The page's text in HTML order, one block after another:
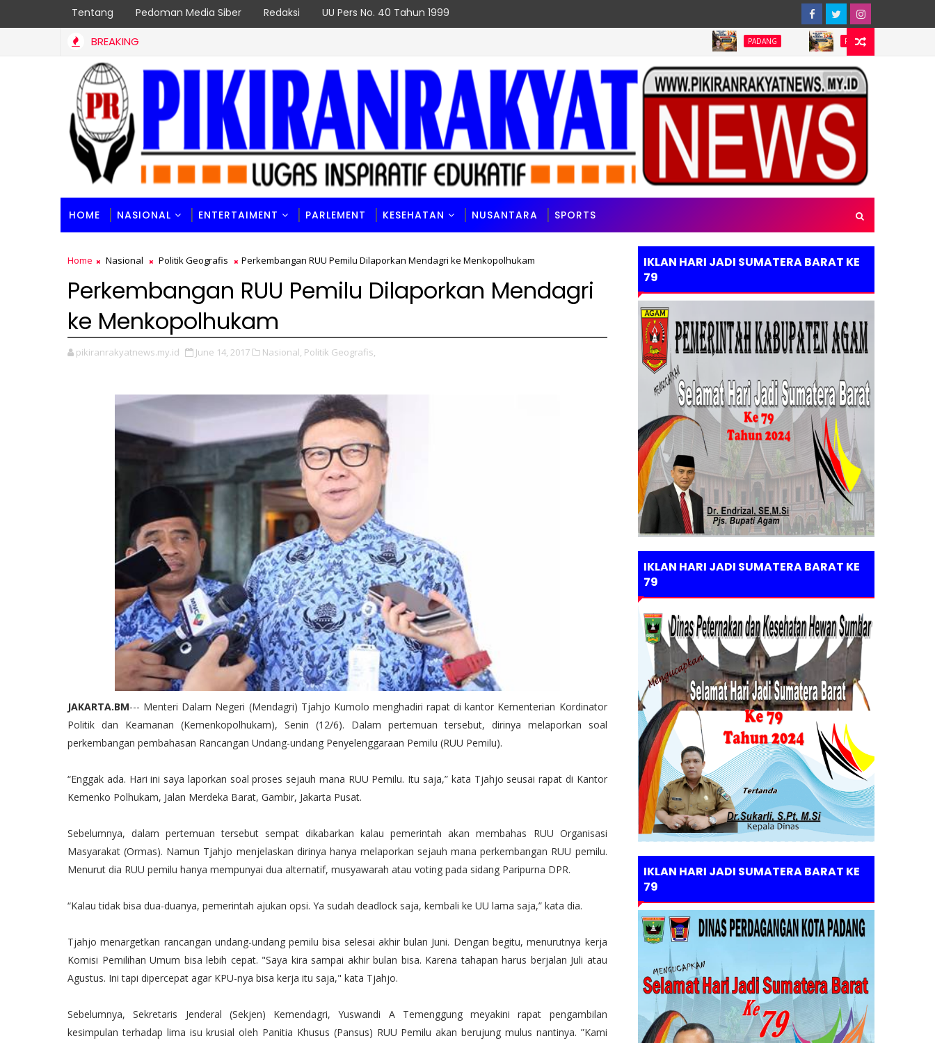
Tentang Pedoman Media Siber Redaksi UU Pers No. 40 Tahun 1999
BREAKING PADANG PADANG
HOME NASIONAL ENTERTAIMENT PARLEMENT KESEHATAN NUSANTARA SPORTS
Home Nasional Politik Geografis Perkembangan RUU Pemilu Dilaporkan Mendagri ke Menkopolhukam
Perkembangan RUU Pemilu Dilaporkan Mendagri
ke Menkopolhukam
pikiranrakyatnews.my.id June 14, 2017 Nasional, Politik Geografis,
JAKARTA.BM--- Menteri Dalam Negeri (Mendagri) Tjahjo Kumolo menghadiri rapat di kantor Kementerian Kordinator
Politik dan Keamanan (Kemenkopolhukam), Senin (12/6). Dalam pertemuan tersebut, dirinya melaporkan soal
perkembangan pembahasan Rancangan Undang-undang Penyelenggaraan Pemilu (RUU Pemilu).
“Enggak ada. Hari ini saya laporkan soal proses sejauh mana RUU Pemilu. Itu saja,” kata Tjahjo seusai rapat di Kantor
Kemenko Polhukam, Jalan Merdeka Barat, Gambir, Jakarta Pusat.
Sebelumnya, dalam pertemuan tersebut sempat dikabarkan kalau pemerintah akan membahas RUU Organisasi
Masyarakat (Ormas). Namun Tjahjo menjelaskan dirinya hanya melaporkan sejauh mana perkembangan RUU pemilu.
Menurut dia RUU pemilu hanya mempunyai dua alternatif, musyawarah atau voting pada sidang Paripurna DPR.
“Kalau tidak bisa dua-duanya, pemerintah ajukan opsi. Ya sudah deadlock saja, kembali ke UU lama saja,” kata dia.
Tjahjo menargetkan rancangan undang-undang pemilu bisa selesai akhir bulan Juni. Dengan begitu, menurutnya kerja
Komisi Pemilihan Umum bisa lebih cepat. "Saya kira sampai akhir bulan bisa. Karena tahapan harus berjalan Juli atau
Agustus. Ini tapi dipercepat agar KPU-nya bisa kerja itu saja," kata Tjahjo.
Sebelumnya, Sekretaris Jenderal (Sekjen) Kemendagri, Yuswandi A Temenggung meyakini rapat pengambilan
kesimpulan terhadap lima isu krusial oleh Panitia Khusus (Pansus) RUU Pemilu akan berujung mulus nantinya. ”Kami
IKLAN HARI JADI SUMATERA BARAT KE
79
IKLAN HARI JADI SUMATERA BARAT KE
79
IKLAN HARI JADI SUMATERA BARAT KE
79